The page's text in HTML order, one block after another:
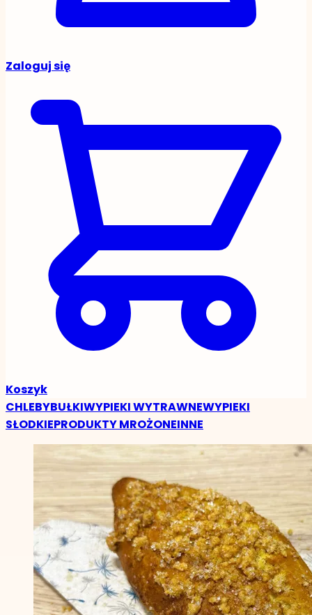
Zaloguj się
Koszyk
CHLEBYBUŁKIWYPIEKI WYTRAWNEWYPIEKI
SŁODKIEPRODUKTY MROŻONEINNE